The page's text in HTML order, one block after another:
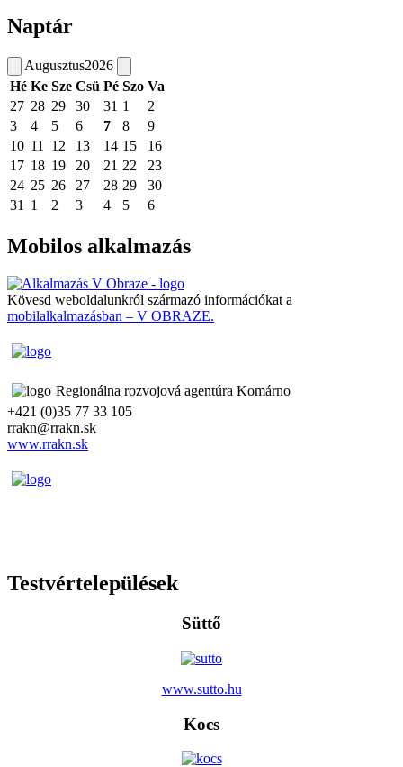
Naptár
Augusztus2026
Hé Ke Sze Csü Pé Szo Va
27 28 29 30 31 1
2
3
4 5 6 7 8
9
10 11 12 13 14 15
16
17 18 19 20 21 22
23
24 25 26 27 28 29
30
31
1 2 3 4 5 6
Mobilos alkalmazás
Kövesd weboldalunkról származó információkat a
mobilalkalmazásban – V OBRAZE.
Regionálna rozvojová agentúra Komárno
+421 (0)35 77 33 105
rrakn@rrakn.sk
www.rrakn.sk
Testvértelepülések
Süttő
www.sutto.hu
Kocs